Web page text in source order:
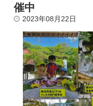
催中
2023年08月22日